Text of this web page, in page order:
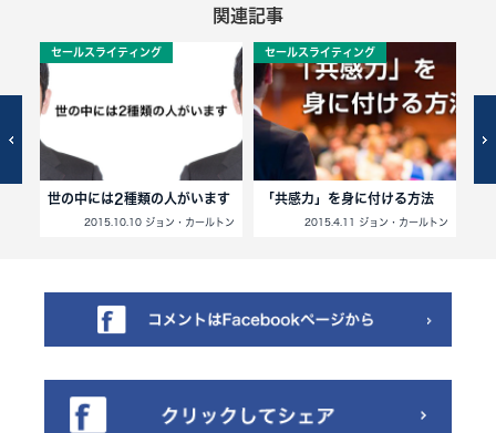
関連記事
セールスライティング
世の中には2種類の人がいます
2015.10.10 ジョン・カールトン
セールスライティング
「共感力」を身に付ける方法
2015.4.11 ジョン・カールトン